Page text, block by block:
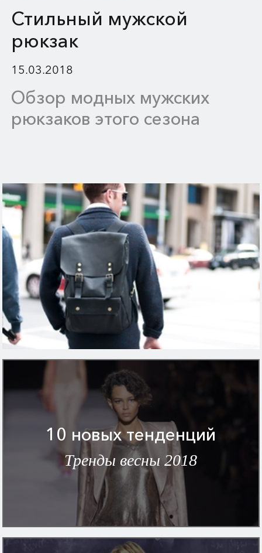
Стильный мужской
рюкзак
15.03.2018
Обзор модных мужских
рюкзаков этого сезона
10 новых тенденций
Тренды весны 2018